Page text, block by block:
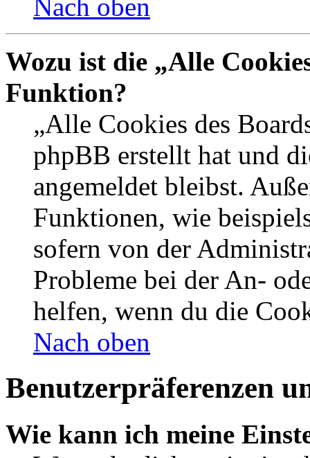
Nach oben
Wozu ist die „Alle
Funktion?
„Alle Cookies des
phpBB erstellt hat und
angemeldet bleibst.
Funktionen, wie
sofern von der
Probleme bei der An-
helfen, wenn du die
Nach oben
Benutzerpräferenzen
Wie kann ich meine